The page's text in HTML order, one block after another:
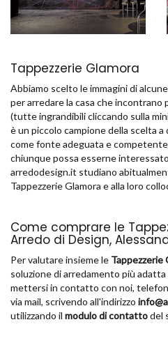
Tappezzerie Glamora
Abbiamo scelto le immagini di alcune
per arredare la casa che
(tutte ingrandibili cliccando sulla
è un piccolo campione della scelta
come fonte adeguata e
chiunque possa esserne
arredodesign.it studiano
Tappezzerie Glamora e alla loro
Come comprare le
Arredo di Design,
Per valutare insieme le Tappezzerie
soluzione di arredamento più
mettersi in contatto con noi,
via mail, scrivendo all'indirizzo
utilizzando il modulo di contattodel